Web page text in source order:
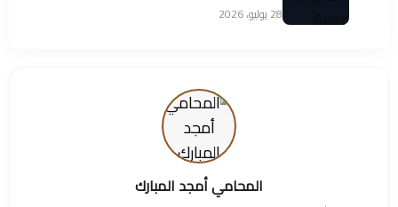
28 يوليو، 2026
المحامي أمجد المبارك